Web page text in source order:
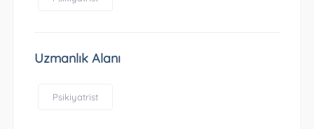
Uzmanlık Alanı
Psikiyatrist